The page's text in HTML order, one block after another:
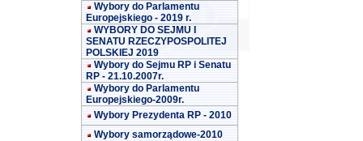
Wybory do Parlamentu
Europejskiego - 2019 r.
WYBORY DO SEJMU I
SENATU RZECZYPOSPOLITEJ
POLSKIEJ 2019
Wybory do Sejmu RP i Senatu
RP - 21.10.2007r.
Wybory do Parlamentu
Europejskiego-2009r.
Wybory Prezydenta RP - 2010
Wybory samorządowe-2010